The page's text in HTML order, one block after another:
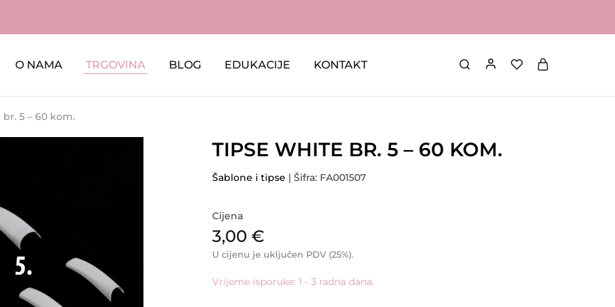
O NAMA TRGOVINA BLOG EDUKACIJE KONTAKT
5 – 60 kom.
TIPSE WHITE BR. 5 – 60 KOM.
Šablone i tipse | Šifra: FA001507
Cijena
3,00 €
U cijenu je uključen PDV (25%).
Vrijeme isporuke: 1 - 3 radna dana.